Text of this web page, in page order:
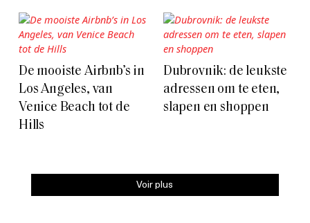
De mooiste Airbnb’s in
Los Angeles, van
Venice Beach tot de
Hills
Dubrovnik: de leukste
adressen om te eten,
slapen en shoppen
Voir plus